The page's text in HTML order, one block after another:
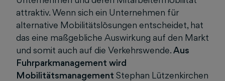
attraktiv. Wenn sich ein Unternehmen für
alternative Mobilitätslösungen entscheidet, hat
das eine maßgebliche Auswirkung auf den Markt
und somit auch auf die Verkehrswende.Aus
Fuhrparkmanagement wird
Mobilitätsmanagement Stephan Lützenkirchen